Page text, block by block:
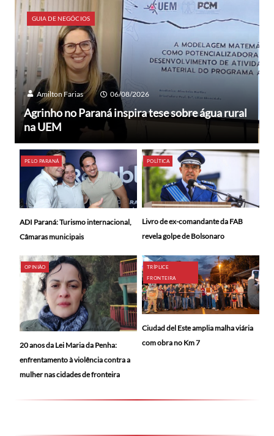
GUIA DE NEGÓCIOS
Amilton Farias 06/08/2026
Agrinho no Paraná inspira tese sobre água rural
na UEM
PELO PARANÁ
ADI Paraná: Turismo internacional,
Câmaras municipais
POLÍTICA
Livro de ex-comandante da FAB
revela golpe de Bolsonaro
OPINIÃO
20 anos da Lei Maria da Penha:
enfrentamento à violência contra a
mulher nas cidades de fronteira
TRÍPLICE
FRONTEIRA
Ciudad del Este amplia malha viária
com obra no Km 7